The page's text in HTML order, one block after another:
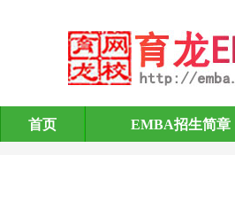
EMBA招生简章
首页 EMBA招生简章